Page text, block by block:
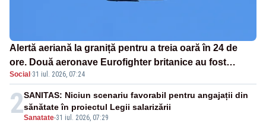
Alertă aeriană la graniță pentru a treia oară în 24 de
ore. Două aeronave Eurofighter britanice au fost
ridicate de la sol
Social ·31 iul. 2026, 07:24
2Sanatate-31 iul. 2026, 07:29
SANITAS: Niciun scenariu favorabil pentru angajații din
sănătate în proiectul Legii salarizării